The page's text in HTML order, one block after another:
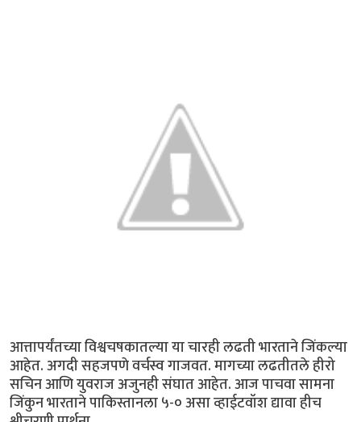
आत्तापर्यंतच्या विश्वचषकातल्या या चारही लढती भारताने जिंकल्या
आहेत. अगदी सहजपणे वर्चस्व गाजवत. मागच्या लढतीतले हीरो
सचिन आणि युवराज अजुनही संघात आहेत. आज पाचवा सामना
जिंकुन भारताने पाकिस्तानला ५-० असा व्हाईटवॉश द्यावा हीच